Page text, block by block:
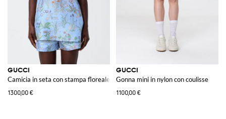
GUCCI
Camicia in seta con stampa floreale
1300,00 €
GUCCI
Gonna mini in nylon con coulisse
1100,00 €